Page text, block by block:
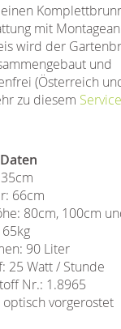
mit
wird der
und
(Österreich
zu diesem
66cm
80cm, 100cm
90 Liter
25 Watt / Stunde
Nr.: 1.8965
optisch vorgerostet